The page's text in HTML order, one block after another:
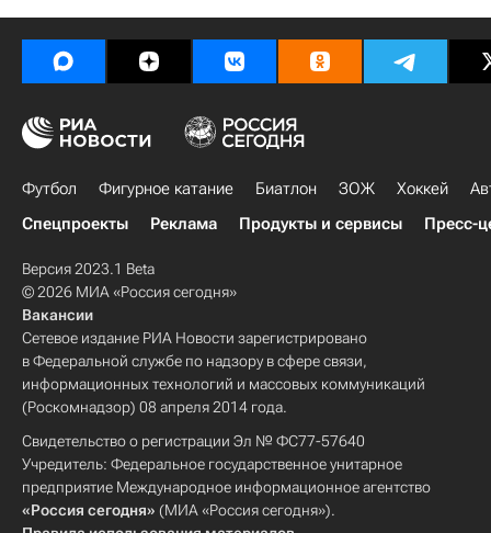
Футбол Фигурное катание Биатлон ЗОЖ Хоккей
Спецпроекты
Реклама Продукты и сервисы Пресс-
Версия 2023.1 Beta
© 2026 МИА «Россия сегодня»
Вакансии
Сетевое издание РИА Новости зарегистрировано
в Федеральной службе по надзору в сфере связи,
информационных технологий и массовых коммуникаций
(Роскомнадзор) 08 апреля 2014 года.
Свидетельство о регистрации Эл № ФС77-57640
Учредитель: Федеральное государственное унитарное
предприятие Международное информационное агентство
«Россия сегодня» (МИА «Россия сегодня»).